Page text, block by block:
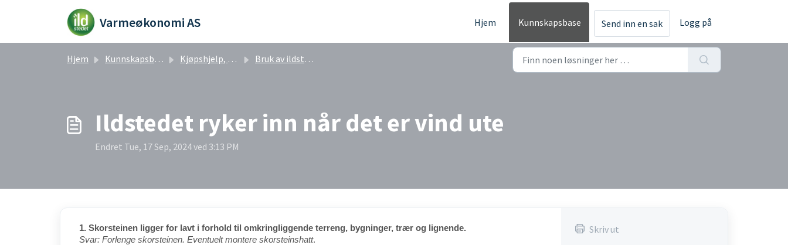
Gå til hovedinnhold
Varmeøkonomi AS Hjem Kunnskapsbase Send inn en sak Logg på
Hjem Kunnskapsbase Kjøpshjelp, bruk og vedlikehold Bruk av ildsteder
Ildstedet ryker inn når det er vind ute
Endret Tue, 17 Sep, 2024 ved 3:13 PM
1. Skorsteinen ligger for lavt i forhold til omkringliggende terreng, bygninger, trær og lignende.
Svar: Forlenge skorsteinen. Eventuelt montere skorsteinshatt.
Skriv ut